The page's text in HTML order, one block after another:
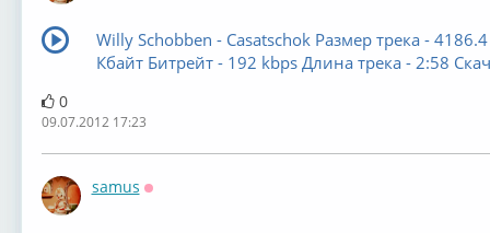
Willy Schobben - Casatschok Размер трека - 4186.4
Кбайт Битрейт - 192 kbps Длина трека - 2:58
0
09.07.2012 17:23
samus